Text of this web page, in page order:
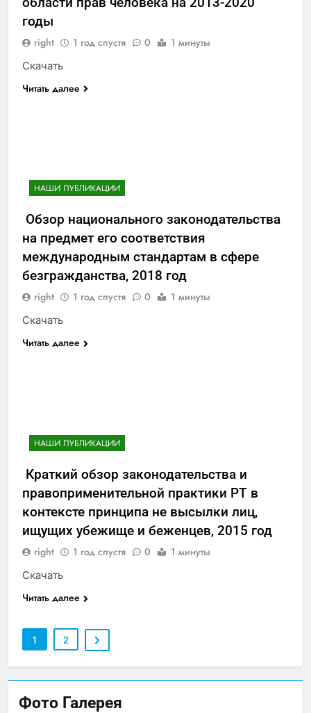
Фото Галерея
годы
right 1 год спустя 0 1 минуты
Скачать
Читать далее
НАШИ ПУБЛИКАЦИИ
Обзор национального законодательства
на предмет его соответствия
международным стандартам в сфере
безгражданства, 2018 год
right 1 год спустя 0 1 минуты
Скачать
Читать далее
НАШИ ПУБЛИКАЦИИ
Краткий обзор законодательства и
правоприменительной практики РТ в
контексте принципа не высылки лиц,
ищущих убежище и беженцев, 2015 год
right 1 год спустя 0 1 минуты
Скачать
Читать далее
1 2